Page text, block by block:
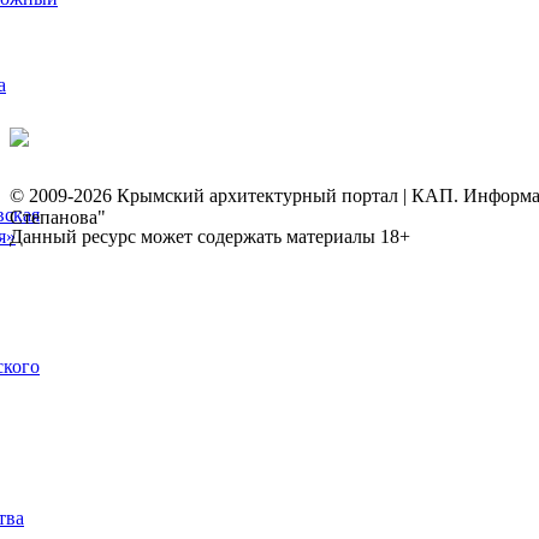
© 2009-2026 Крымский архитектурный портал | КАП.
Степанова"
Данный ресурс может содержать материалы 18+